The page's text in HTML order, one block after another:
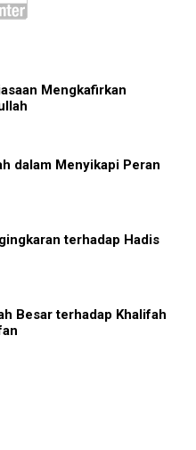
Mengkafirkan
dalam Menyikapi Peran
terhadap Hadis
Besar terhadap Khalifah